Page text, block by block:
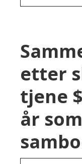
etter
tjene
år